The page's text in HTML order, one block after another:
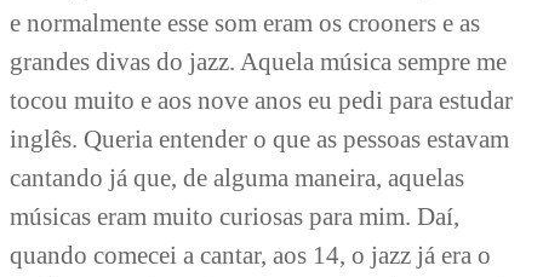
e normalmente esse som eram os crooners e as
grandes divas do jazz. Aquela música sempre me
tocou muito e aos nove anos eu pedi para estudar
inglês. Queria entender o que as pessoas estavam
cantando já que, de alguma maneira, aquelas
músicas eram muito curiosas para mim. Daí,
quando comecei a cantar, aos 14, o jazz já era o